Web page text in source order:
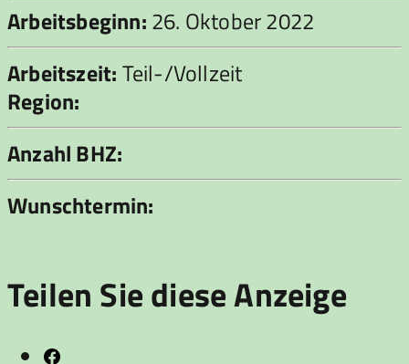
Arbeitsbeginn:26. Oktober 2022
Arbeitszeit:Teil-/Vollzeit
Region:
Anzahl BHZ:
Wunschtermin:
Teilen Sie diese Anzeige